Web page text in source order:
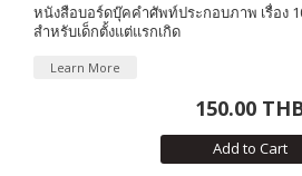
หนังสือบอร์ดบุ๊คคำศัพท์ประกอบภาพ เรื่อง
สำหรับเด็กตั้งแต่แรกเกิด
Learn More
150.00
Add to Cart